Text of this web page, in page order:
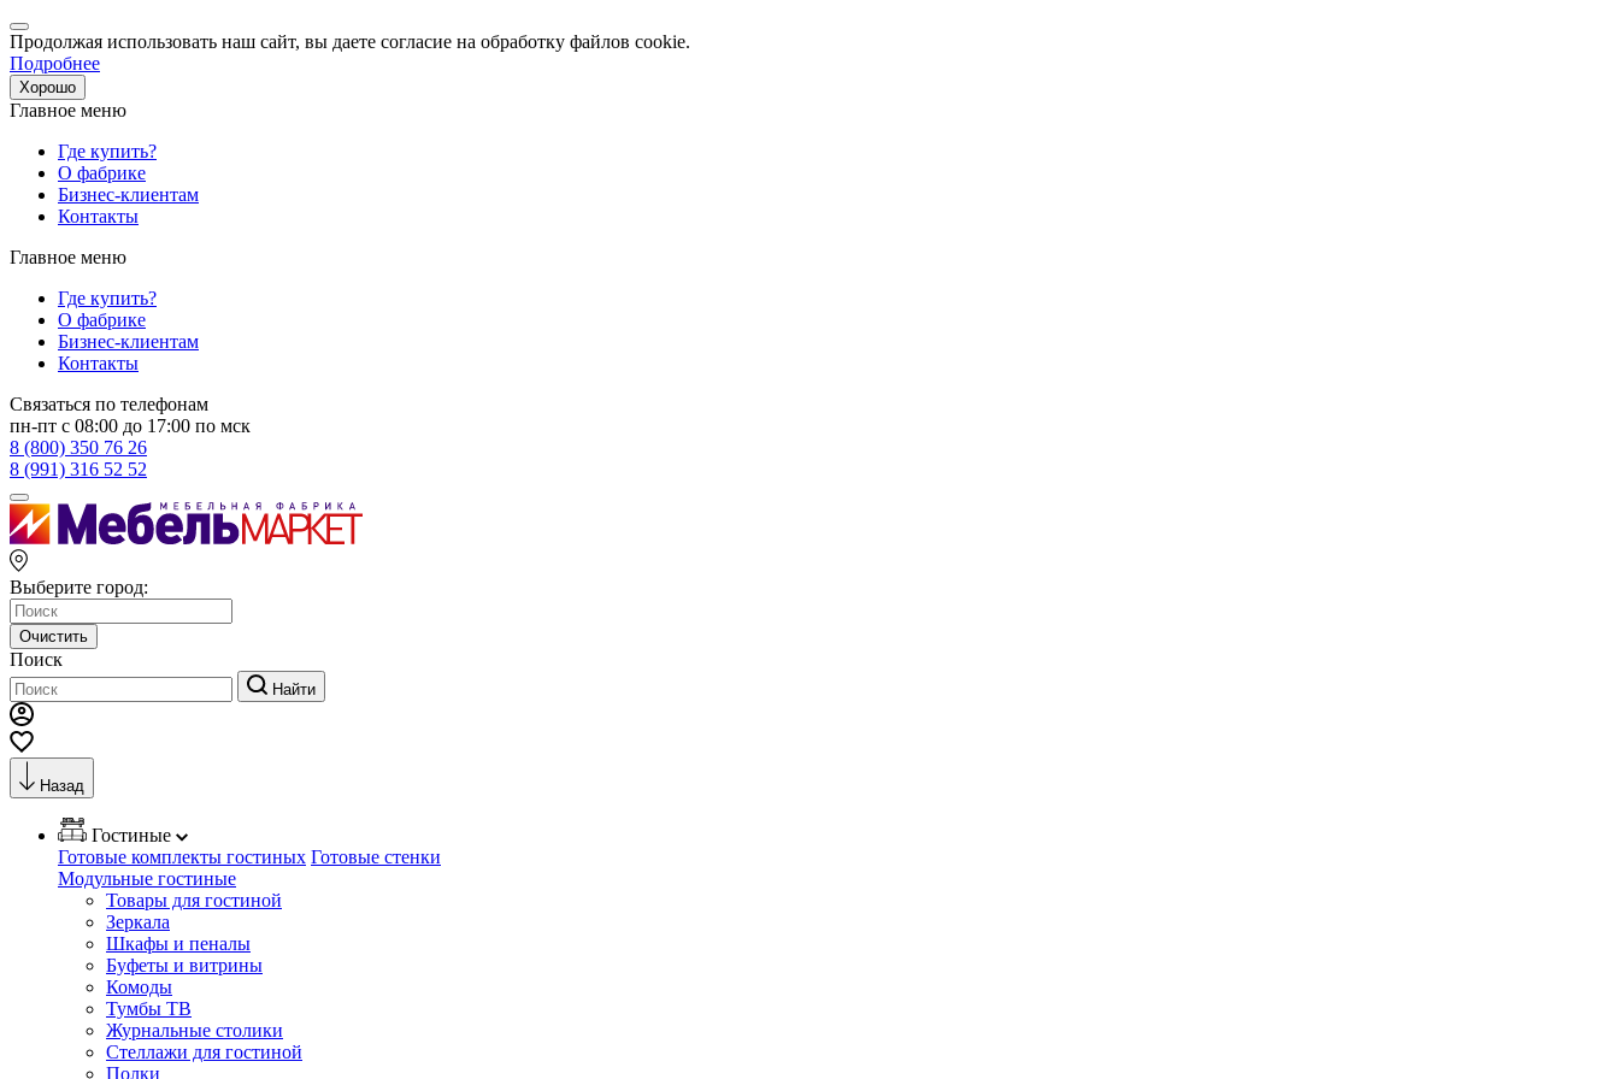
Продолжая использовать наш сайт, вы даете согласие на обработку файлов cookie.
Подробнее
Хорошо
Главное меню
Где купить?
О фабрике
Бизнес-клиентам
Контакты
Главное меню
Где купить?
О фабрике
Бизнес-клиентам
Контакты
Связаться по телефонам
пн-пт с 08:00 до 17:00 по мск
8 (800) 350 76 26
8 (991) 316 52 52
Выберите город:
Очистить
Поиск
Найти
Назад
Гостиные
Готовые комплекты гостиных Готовые стенки
Модульные гостиные
Товары для гостиной
Зеркала
Шкафы и пеналы
Буфеты и витрины
Комоды
Тумбы ТВ
Журнальные столики
Стеллажи для гостиной
Полки